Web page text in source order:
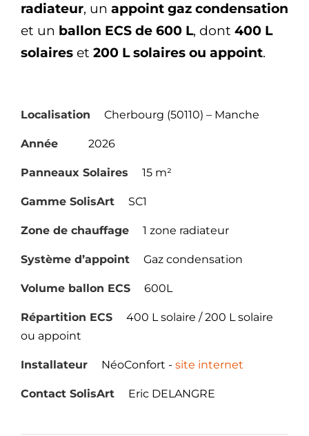
radiateur, un appoint gaz condensation
et un ballon ECS de 600 L, dont 400 L
solaires et 200 L solaires ou appoint.
Localisation Cherbourg (50110) – Manche
Année 2026
Panneaux Solaires 15 m²
Gamme SolisArt SC1
Zone de chauffage 1 zone radiateur
Système d’appoint Gaz condensation
Volume ballon ECS 600L
Répartition ECS
400 L solaire / 200 L solaire
ou appoint
Installateur NéoConfort - site internet
Contact SolisArt Eric DELANGRE